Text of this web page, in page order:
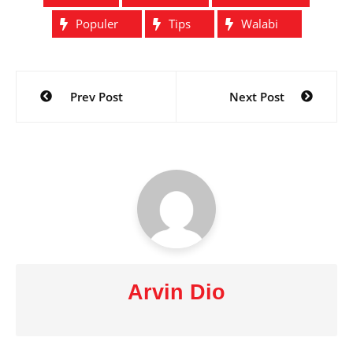
Populer
Tips Walabi
navigation
Prev Post Next Post
Arvin Dio